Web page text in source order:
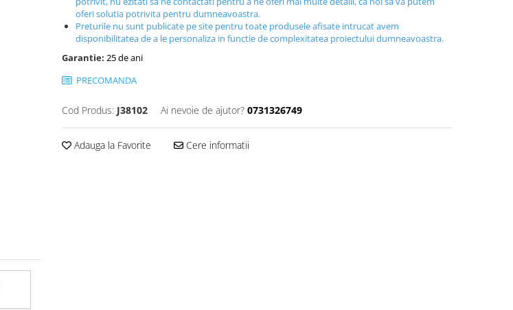
oferi solutia potrivita pentru dumneavoastra.
Preturile nu sunt publicate pe site pentru toate produsele afisate intrucat avem
disponibilitatea de a le personaliza in functie de complexitatea proiectului dumneavoastra.
Garantie: 25 de ani
PRECOMANDA
Cod Produs: J38102 Ai nevoie de ajutor? 0731326749
Adauga la Favorite Cere informatii